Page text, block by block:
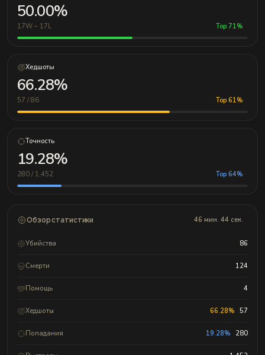
50.00%
17W – 17L Top 71%
Хедшоты
66.28%
57 / 86 Top 61%
Точность
19.28%
280 / 1,452 Top 64%
Обзор статистики 46 мин. 44 сек.
Убийства 86
Смерти 124
Помощь 4
Хедшоты 66.28% 57
Попадания 19.28% 280